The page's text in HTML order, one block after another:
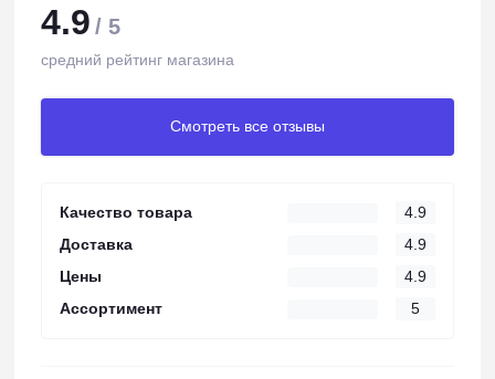
4.9 / 5
средний рейтинг магазина
Смотреть все отзывы
Качество товара
4.9
Доставка
4.9
Цены
4.9
Ассортимент
5